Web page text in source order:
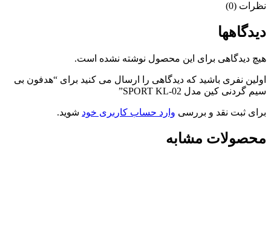
نظرات (0)
دیدگاهها
هیچ دیدگاهی برای این محصول نوشته نشده است.
اولین نفری باشید که دیدگاهی را ارسال می کنید برای “هدفون بی
سیم گردنی کین مدل SPORT KL-02”
برای ثبت نقد و بررسی وارد حساب کاربری خود شوید.
محصولات مشابه